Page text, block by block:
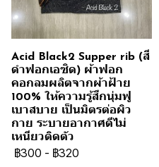
Acid Black2 Supper rib (สี
ดำฟอกเอซิด) ผ้าฟอก
คอกลมผลิตจากผ้าฝ้าย
100% ให้ความรู้สึกนุ่มฟู
เบาสบาย เป็นมิตรต่อผิว
กาย ระบายอากาศดีไม่
เหนียวติดตัว
฿300 - ฿320